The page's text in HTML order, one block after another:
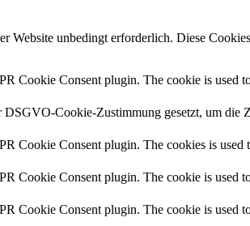
unbedingt erforderlich. Diese
Cookie Consent plugin. The cookie is used
Cookie-Zustimmung gesetzt, um die
Cookie Consent plugin. The cookies is
Cookie Consent plugin. The cookie is used
Cookie Consent plugin. The cookie is used